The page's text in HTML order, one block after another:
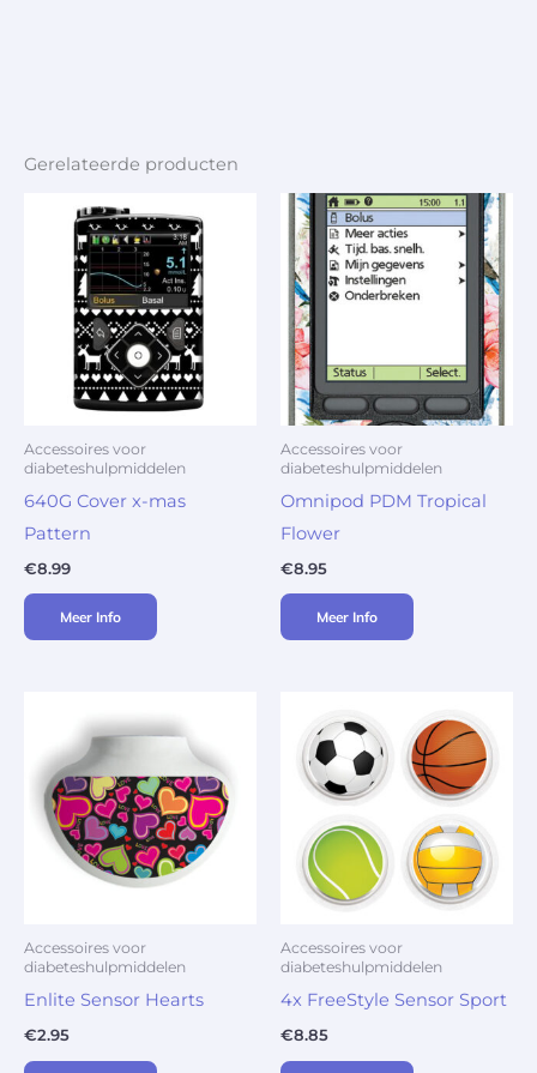
Gerelateerde producten
Accessoires voor
diabeteshulpmiddelen
640G Cover x-mas
Pattern
€8.99
Meer Info
Accessoires voor
diabeteshulpmiddelen
Omnipod PDM Tropical
Flower
€8.95
Meer Info
Accessoires voor
diabeteshulpmiddelen
Enlite Sensor Hearts
€2.95
Accessoires voor
diabeteshulpmiddelen
4x FreeStyle Sensor Sport
€8.85